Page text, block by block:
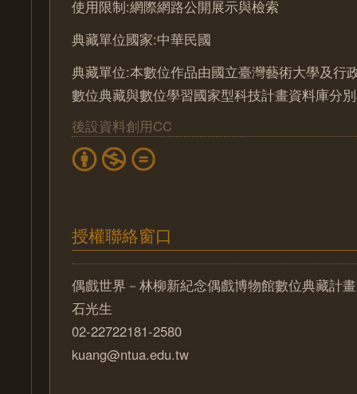
使用限制:網際網路公開展示與檢索
典藏單位國家:中華民國
典藏單位:本數位作品由國立臺灣藝術大學及行
數位典藏與數位學習國家型科技計畫資料庫分
後設資料創用CC
授權聯絡窗口
偶戲世界－林柳新紀念偶戲博物館數位典藏計畫
石光生
02-22722181-2580
kuang@ntua.edu.tw